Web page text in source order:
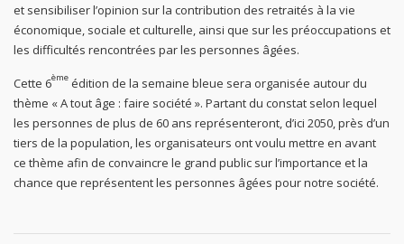
et sensibiliser l’opinion sur la contribution des retraités à la vie
économique, sociale et culturelle, ainsi que sur les préoccupations et
les difficultés rencontrées par les personnes âgées.
Cette 6ème édition de la semaine bleue sera organisée autour du
thème « A tout âge : faire société ». Partant du constat selon lequel
les personnes de plus de 60 ans représenteront, d’ici 2050, près d’un
tiers de la population, les organisateurs ont voulu mettre en avant
ce thème afin de convaincre le grand public sur l’importance et la
chance que représentent les personnes âgées pour notre société.